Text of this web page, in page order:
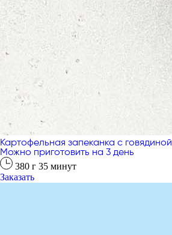
Картофельная запеканка с говядиной
Можно приготовить на 3 день
380 г 35 минут
Заказать